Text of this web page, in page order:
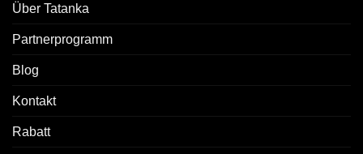
Über Tatanka
Partnerprogramm
Blog
Kontakt
Rabatt